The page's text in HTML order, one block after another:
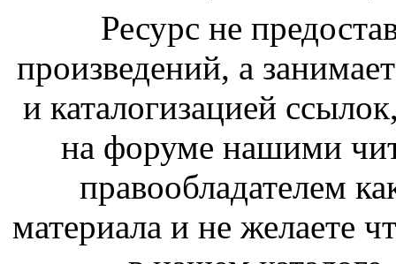
Ресурс не
произведений, а
и каталогизацией
на форуме нашими
правообладателем
материала и не желаете